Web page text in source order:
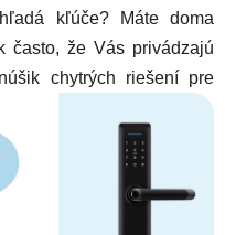
kľúče? Máte doma
často, že Vás privádzajú
chytrých riešení pre